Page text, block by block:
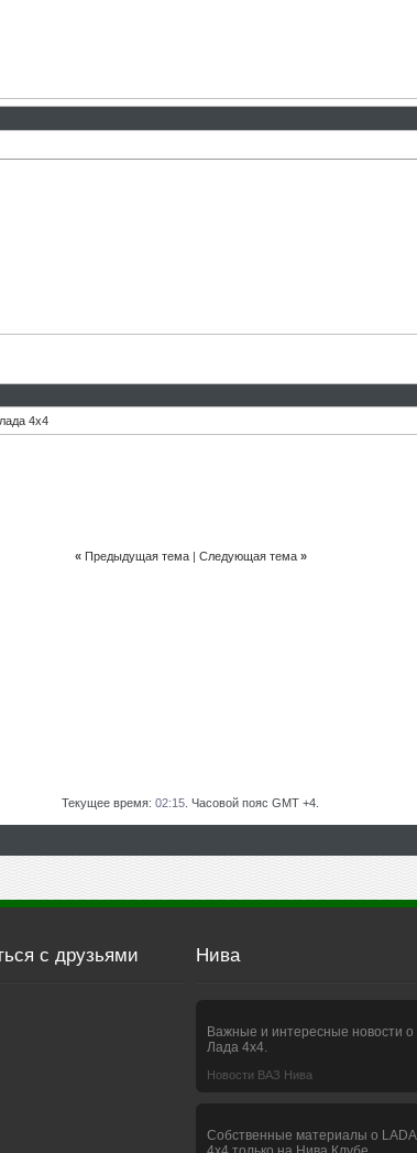
4х4
« Предыдущая тема| Следующая тема »
Текущее время: 02:15 . Часовой пояс GMT +4.
с друзьями Нива
Важные и интересные новости о
Лада 4х4.
Новости ВАЗ Нива
Собственные материалы о LADA